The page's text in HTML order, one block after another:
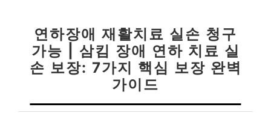
연하장애 재활치료 실손 청구
가능 | 삼킴 장애 연하 치료 실
손 보장: 7가지 핵심 보장 완벽
가이드